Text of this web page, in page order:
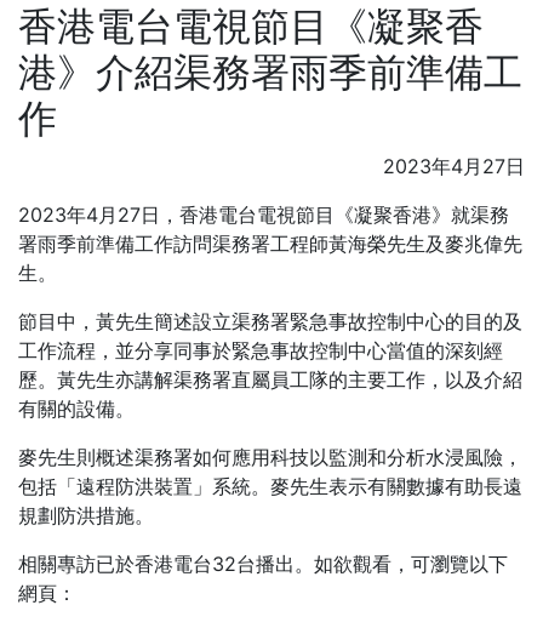
香港電台電視節目《凝聚香
港》介紹渠務署雨季前準備工
作
2023年4月27日
2023年4月27日，香港電台電視節目《凝聚香港》就渠務
署雨季前準備工作訪問渠務署工程師黃海榮先生及麥兆偉先
生。
節目中，黃先生簡述設立渠務署緊急事故控制中心的目的及
工作流程，並分享同事於緊急事故控制中心當值的深刻經
歷。黃先生亦講解渠務署直屬員工隊的主要工作，以及介紹
有關的設備。
麥先生則概述渠務署如何應用科技以監測和分析水浸風險，
包括「遠程防洪裝置」系統。麥先生表示有關數據有助長遠
規劃防洪措施。
相關專訪已於香港電台32台播出。如欲觀看，可瀏覽以下
網頁：